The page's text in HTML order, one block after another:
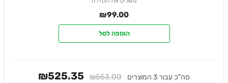
₪99.00
הוספה לסל
סה"כ עבור 3 המוצרים ₪553.00
₪525.35